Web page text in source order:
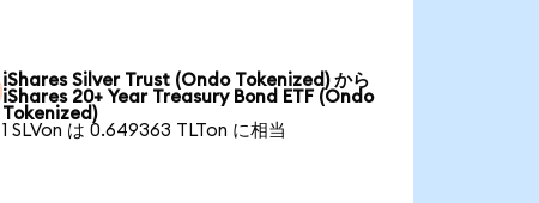
iShares Silver Trust (Ondo Tokenized) から
iShares 20+ Year Treasury Bond ETF (Ondo
Tokenized)
1 SLVon は 0.649363 TLTon に相当